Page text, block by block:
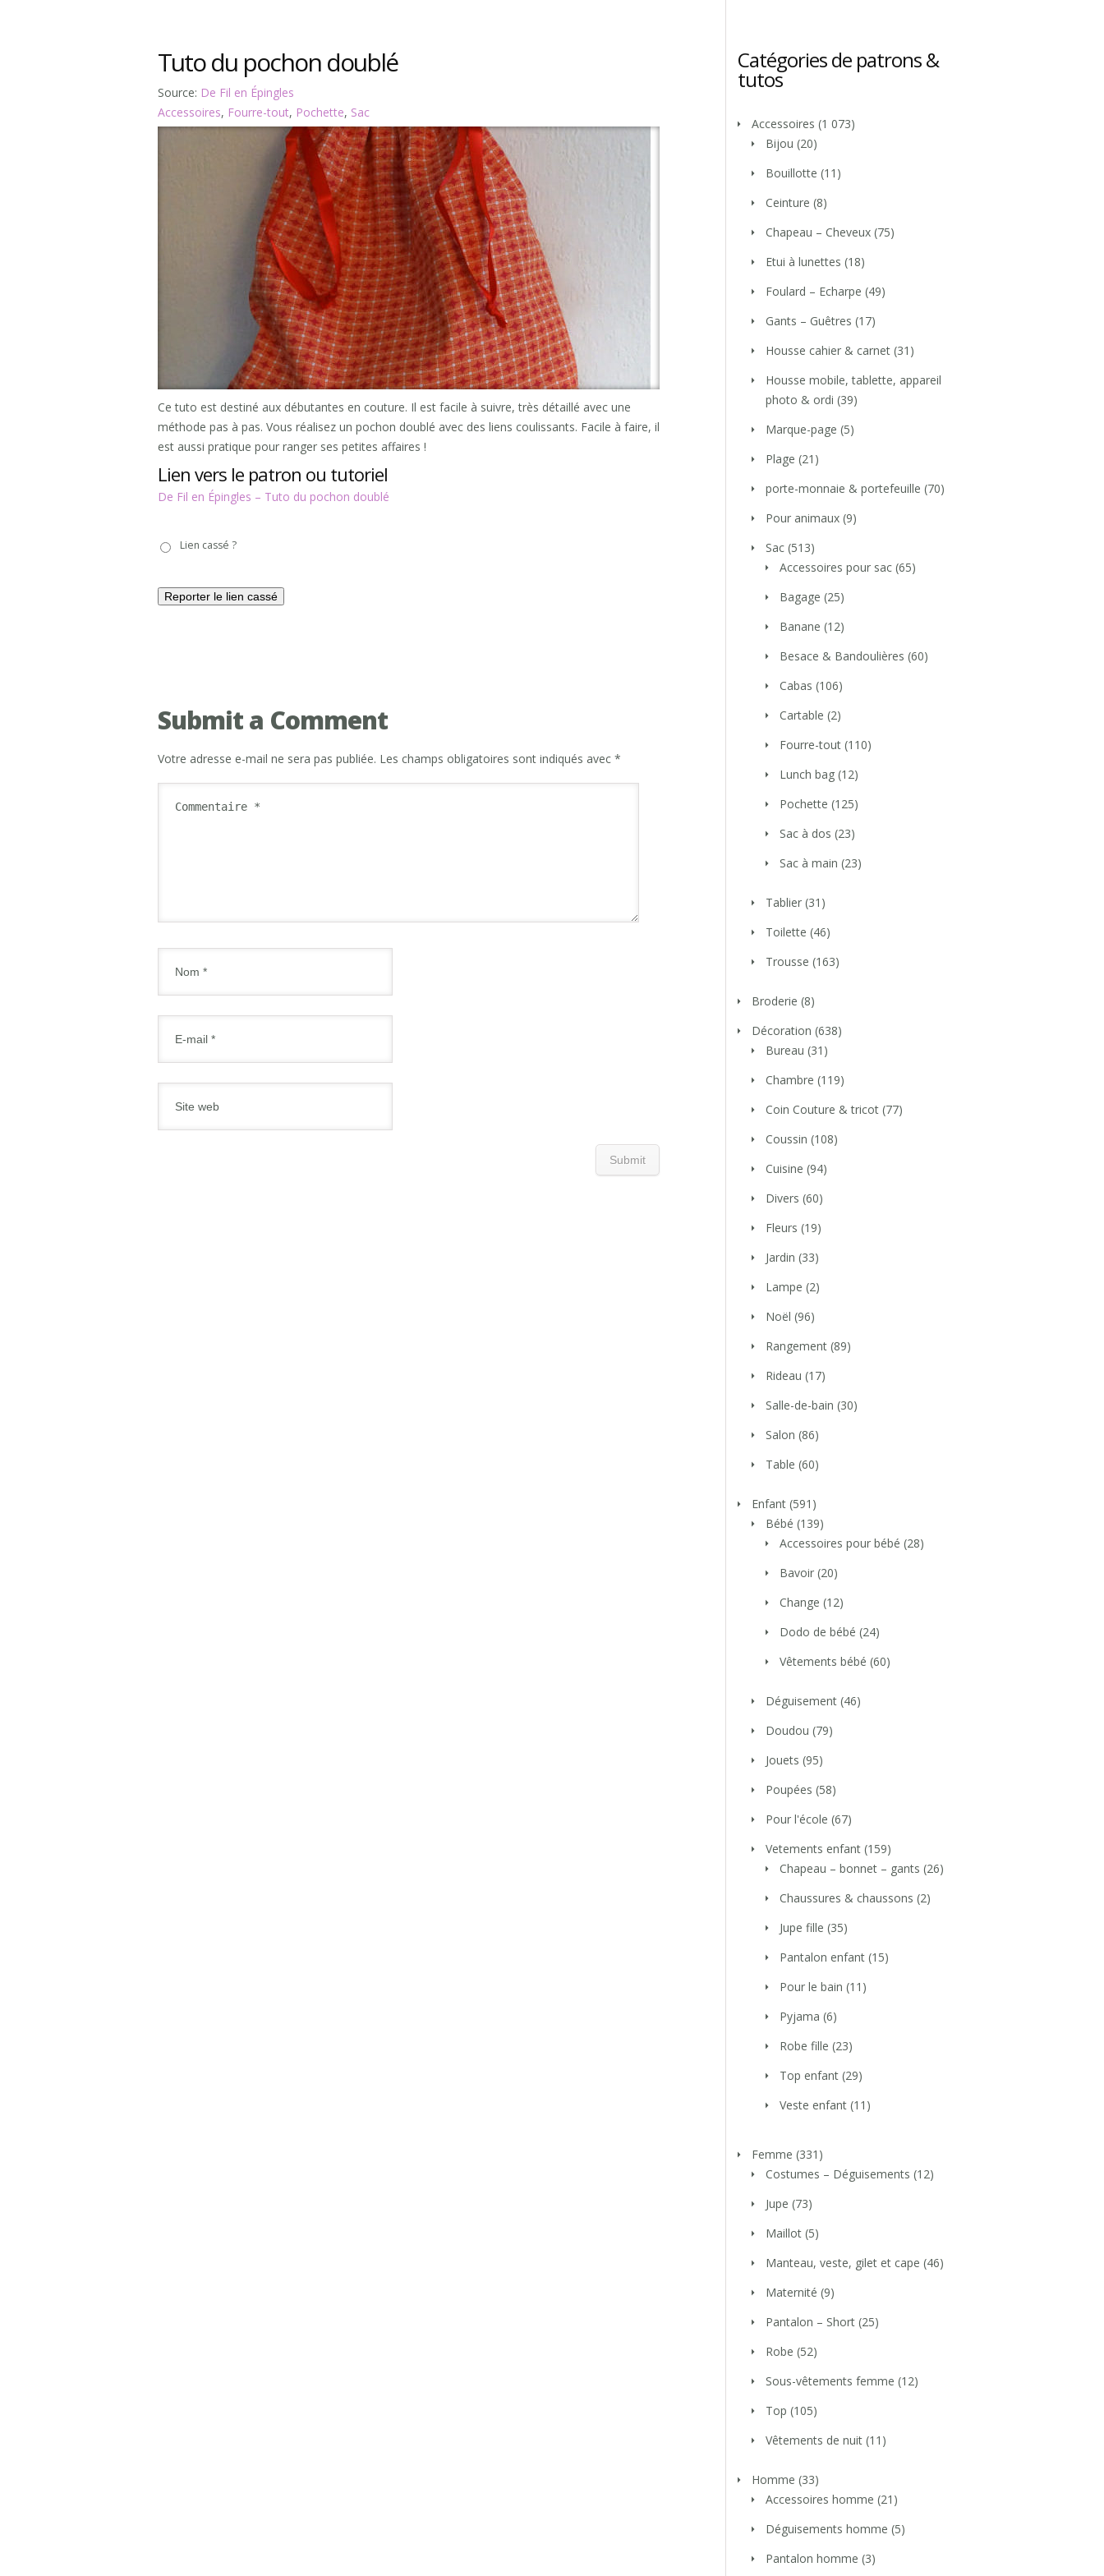
Tuto du pochon doublé
Source: De Fil en Épingles
Accessoires, Fourre-tout, Pochette, Sac
Ce tuto est destiné aux débutantes en couture. Il est facile à suivre, très détaillé avec une
méthode pas à pas. Vous réalisez un pochon doublé avec des liens coulissants. Facile à faire, il
est aussi pratique pour ranger ses petites affaires !
Lien vers le patron ou tutoriel
De Fil en Épingles – Tuto du pochon doublé
casséLien cassé ?
Submit a Comment
Votre adresse e-mail ne sera pas publiée. Les champs obligatoires sont indiqués avec *
Catégories de patrons &
tutos
Accessoires (1 073)
Bijou (20)
Bouillotte (11)
Ceinture (8)
Chapeau – Cheveux (75)
Etui à lunettes (18)
Foulard – Echarpe (49)
Gants – Guêtres (17)
Housse cahier & carnet (31)
Housse mobile, tablette, appareil
photo & ordi (39)
Marque-page (5)
Plage (21)
porte-monnaie & portefeuille (70)
Pour animaux (9)
Sac (513)
Accessoires pour sac (65)
Bagage (25)
Banane (12)
Besace & Bandoulières (60)
Cabas (106)
Cartable (2)
Fourre-tout (110)
Lunch bag (12)
Pochette (125)
Sac à dos (23)
Sac à main (23)
Tablier (31)
Toilette (46)
Trousse (163)
Broderie (8)
Décoration (638)
Bureau (31)
Chambre (119)
Coin Couture & tricot (77)
Coussin (108)
Cuisine (94)
Divers (60)
Fleurs (19)
Jardin (33)
Lampe (2)
Noël (96)
Rangement (89)
Rideau (17)
Salle-de-bain (30)
Salon (86)
Table (60)
Enfant (591)
Bébé (139)
Accessoires pour bébé (28)
Bavoir (20)
Change (12)
Dodo de bébé (24)
Vêtements bébé (60)
Déguisement (46)
Doudou (79)
Jouets (95)
Poupées (58)
Pour l'école (67)
Vetements enfant (159)
Chapeau – bonnet – gants (26)
Chaussures & chaussons (2)
Jupe fille (35)
Pantalon enfant (15)
Pour le bain (11)
Pyjama (6)
Robe fille (23)
Top enfant (29)
Veste enfant (11)
Femme (331)
Costumes – Déguisements (12)
Jupe (73)
Maillot (5)
Manteau, veste, gilet et cape (46)
Maternité (9)
Pantalon – Short (25)
Robe (52)
Sous-vêtements femme (12)
Top (105)
Vêtements de nuit (11)
Homme (33)
Accessoires homme (21)
Déguisements homme (5)
Pantalon homme (3)